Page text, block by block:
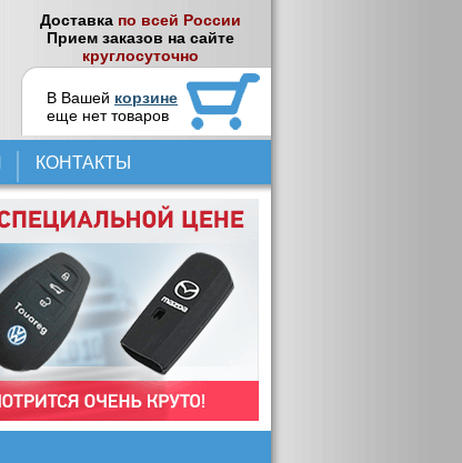
Доставка по всей России
Прием заказов на сайте
круглосуточно
В Вашей корзине
еще нет товаров
КОНТАКТЫ